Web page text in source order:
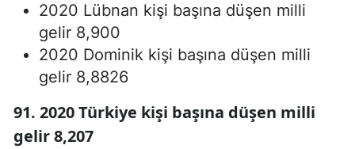
2020 Lübnan kişi başına düşen milli
gelir 8,900
2020 Dominik kişi başına düşen milli
gelir 8,8826
91. 2020 Türkiye kişi başına düşen milli
gelir 8,207